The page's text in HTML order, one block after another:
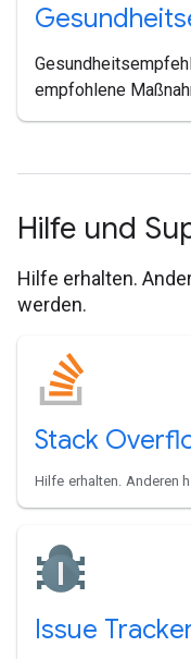
empfohlene
Hilfe und
Hilfe erhalten.
werden.
Stack
Hilfe erhalten. Anderen
Issue